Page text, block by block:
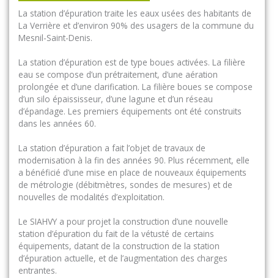
La station d’épuration traite les eaux usées des habitants de
La Verrière et d’environ 90% des usagers de la commune du
Mesnil-Saint-Denis.
La station d’épuration est de type boues activées. La filière
eau se compose d’un prétraitement, d’une aération
prolongée et d’une clarification. La filière boues se compose
d’un silo épaississeur, d’une lagune et d’un réseau
d’épandage. Les premiers équipements ont été construits
dans les années 60.
La station d’épuration a fait l’objet de travaux de
modernisation à la fin des années 90. Plus récemment, elle
a bénéficié d’une mise en place de nouveaux équipements
de métrologie (débitmètres, sondes de mesures) et de
nouvelles de modalités d’exploitation.
Le SIAHVY a pour projet la construction d’une nouvelle
station d’épuration du fait de la vétusté de certains
équipements, datant de la construction de la station
d’épuration actuelle, et de l’augmentation des charges
entrantes.